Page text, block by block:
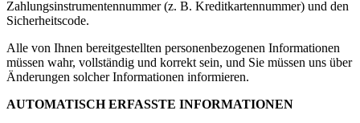
Zahlungsinstrumentennummer (z. B. Kreditkartennummer) und den
Sicherheitscode.
Alle von Ihnen bereitgestellten personenbezogenen Informationen
müssen wahr, vollständig und korrekt sein, und Sie müssen uns über
Änderungen solcher Informationen informieren.
AUTOMATISCH ERFASSTE INFORMATIONEN